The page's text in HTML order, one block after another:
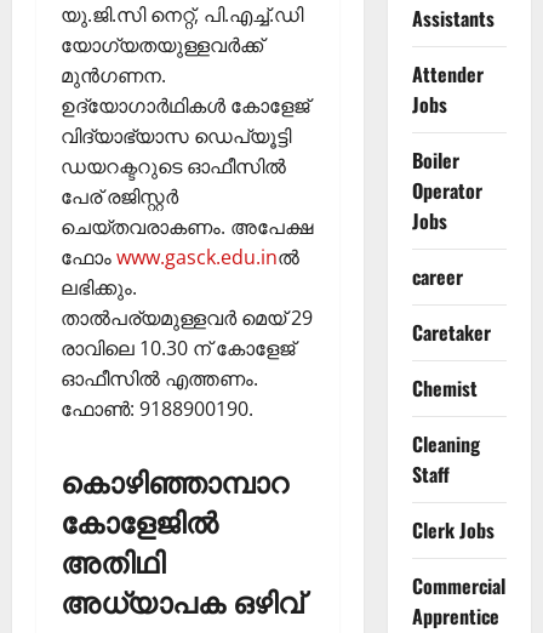
യു.ജി.സി നെറ്റ്, പി.എച്ച്.ഡി
യോഗ്യതയുള്ളവര്‍ക്ക്
മുന്‍ഗണന.
ഉദ്യോഗാര്‍ഥികള്‍ കോളേജ്
വിദ്യാഭ്യാസ ഡെപ്യൂട്ടി
ഡയറക്ടറുടെ ഓഫീസിൽ
പേര് രജിസ്റ്റര്‍
ചെയ്തവരാകണം. അപേക്ഷ
ഫോംwww.gasck.edu.inല്‍
ലഭിക്കും.
താല്‍പര്യമുള്ളവര്‍ മെയ് 29
രാവിലെ 10.30 ന് കോളേജ്
ഓഫീസില്‍ എത്തണം.
ഫോണ്‍: 9188900190.
കൊഴിഞ്ഞാമ്പാറ
കോളേജില്‍
അതിഥി
അധ്യാപക ഒഴിവ്
Assistants
Attender
Jobs
Boiler
Operator
Jobs
career
Caretaker
Chemist
Cleaning
Staff
Clerk Jobs
Commercial
Apprentice